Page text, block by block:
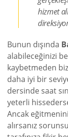
hizmet
Bunun dışında
alabileceğinizi
kaybetmeden
daha iyi bir
dersinde saat
yeterli
Ancak
alırsanız